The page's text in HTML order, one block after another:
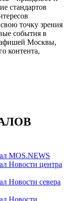
стандартов
точку зрения
события в
афишей Москвы,
контента,
MOS.NEWS
Новости центра
Новости севера
Новости